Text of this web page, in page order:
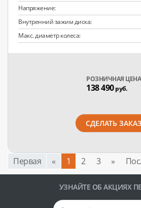
Напряжение:
Внутренний зажим диска:
Макс. диаметр колеса:
РОЗНИЧНАЯ ЦЕНА
138 490руб.
СДЕЛАТЬ ЗАКАЗ
Первая « 1 2 3 »
УЗНАЙТЕ ОБ АКЦИЯХ